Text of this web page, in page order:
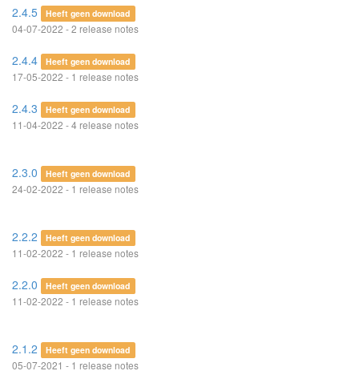
2.4.5 Heeft geen download
04-07-2022 - 2 release notes
2.4.4 Heeft geen download
17-05-2022 - 1 release notes
2.4.3 Heeft geen download
11-04-2022 - 4 release notes
2.3.0 Heeft geen download
24-02-2022 - 1 release notes
2.2.2 Heeft geen download
11-02-2022 - 1 release notes
2.2.0 Heeft geen download
11-02-2022 - 1 release notes
2.1.2 Heeft geen download
05-07-2021 - 1 release notes